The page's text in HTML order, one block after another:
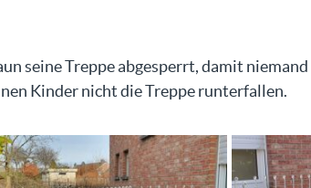
seine Treppe abgesperrt, damit
Kinder nicht die Treppe runterfallen.